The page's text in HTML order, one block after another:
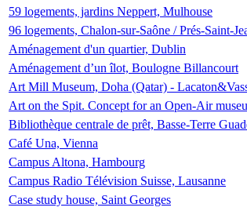
59 logements, jardins Neppert, Mulhouse
96 logements, Chalon-sur-Saône / Prés-Saint-
Aménagement d'un quartier, Dublin
Aménagement d’un îlot, Boulogne Billancourt
Art Mill Museum, Doha (Qatar) -
Art on the Spit. Concept for an Open-Air
Bibliothèque centrale de prêt, Basse-Terre
Café Una, Vienna
Campus Altona, Hambourg
Campus Radio Télévision Suisse, Lausanne
Case study house, Saint Georges